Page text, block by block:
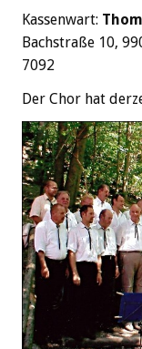
Kassenwart:
Bachstraße 10,
7092
Der Chor hat